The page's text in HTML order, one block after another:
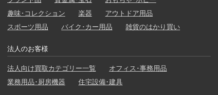
趣味･コレクション
楽器
アウトドア用品
スポーツ用品
バイク･カー用品 雑貨のはかり買い
法人のお客様
法人向け買取カテゴリー一覧
オフィス･事務用品
業務用品･厨房機器
住宅設備･建具